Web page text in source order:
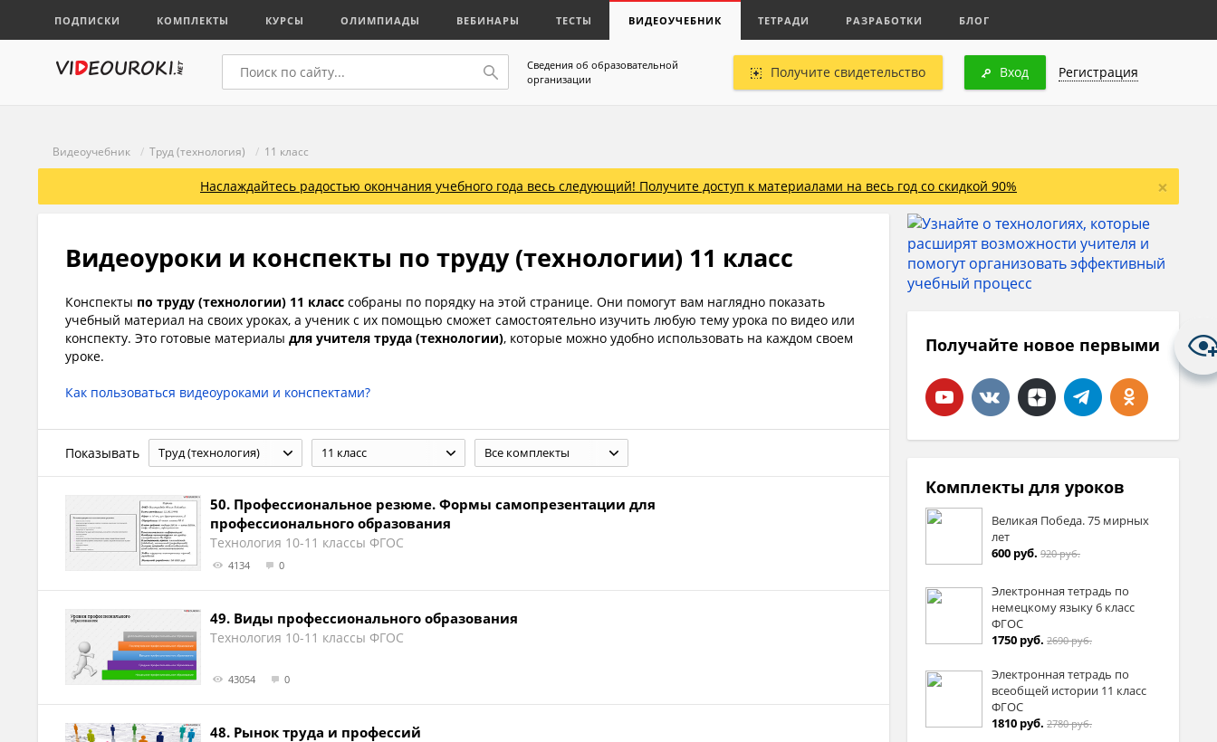
ПОДПИСКИ КОМПЛЕКТЫ КУРСЫ ОЛИМПИАДЫ ВЕБИНАРЫ ТЕСТЫ ВИДЕОУЧЕБНИК ТЕТРАДИ РАЗРАБОТКИ БЛОГ
Сведения об образовательной
организации
Получите свидетельство Вход Регистрация
Видеоучебник / Труд (технология) / 11 класс
Наслаждайтесь радостью окончания учебного года весь следующий! Получите доступ к материалами на весь год со скидкой 90% ×
Видеоуроки и конспекты по труду (технологии) 11 класс
Конспекты по труду (технологии) 11 класс собраны по порядку на этой странице. Они помогут вам наглядно показать
учебный материал на своих уроках, а ученик с их помощью сможет самостоятельно изучить любую тему урока по видео или
конспекту. Это готовые материалы для учителя труда (технологии), которые можно удобно использовать на каждом своем
уроке.
Как пользоваться видеоуроками и конспектами?
Показывать Труд (технология) 11 класс Все комплекты
50. Профессиональное резюме. Формы самопрезентации для
профессионального образования
Технология 10-11 классы ФГОС
4134 0
49. Виды профессионального образования
Технология 10-11 классы ФГОС
43054 0
48. Рынок труда и профессий
Получайте новое первыми
Комплекты для уроков
Великая Победа. 75 мирных
лет
600 руб. 920 руб.
Электронная тетрадь по
немецкому языку 6 класс
ФГОС
1750 руб. 2690 руб.
Электронная тетрадь по
всеобщей истории 11 класс
ФГОС
1810 руб. 2780 руб.